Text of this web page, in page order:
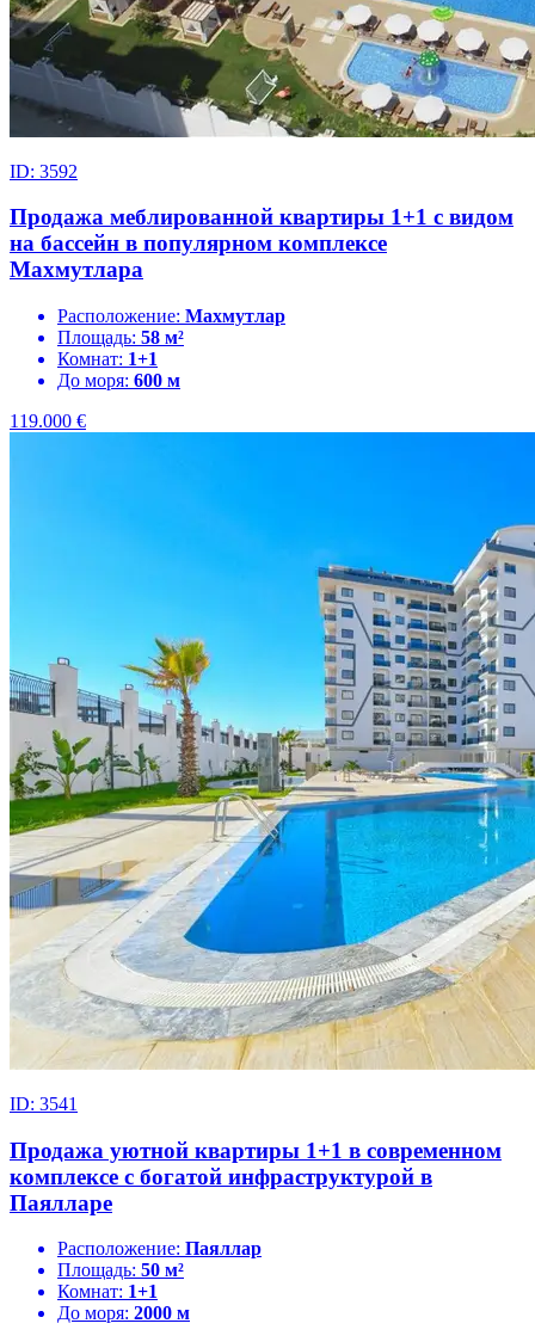
ID: 3592
Продажа меблированной квартиры 1+1 с видом
на бассейн в популярном комплексе
Махмутлара
Расположение: Махмутлар
Площадь: 58 м²
Комнат: 1+1
До моря: 600 м
119.000 €
ID: 3541
Продажа уютной квартиры 1+1 в современном
комплексе с богатой инфраструктурой в
Паялларе
Расположение: Паяллар
Площадь: 50 м²
Комнат: 1+1
До моря: 2000 м